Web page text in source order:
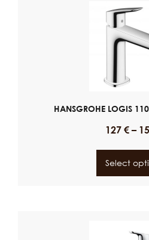
HANSGROHE LOGIS
127 € –
Select